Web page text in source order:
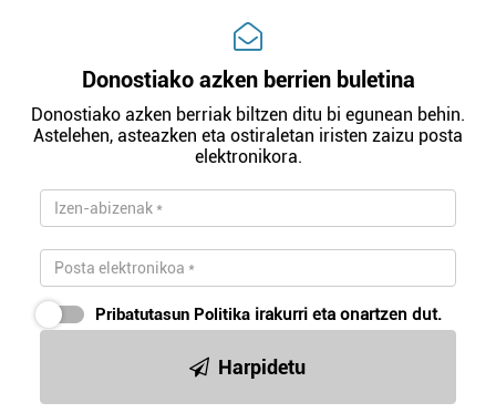
Donostiako azken berrien buletina
Donostiako azken berriak biltzen ditu bi egunean behin.
Astelehen, asteazken eta ostiraletan iristen zaizu posta
elektronikora.
Pribatutasun Politika irakurri eta onartzen dut.
Harpidetu